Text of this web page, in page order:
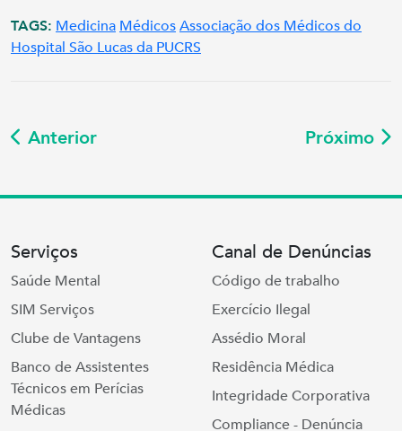
TAGS: Medicina MédicosAssociação dos Médicos do
Hospital São Lucas da PUCRS
Anterior Próximo
Serviços
Saúde Mental
SIM Serviços
Clube de Vantagens
Banco de Assistentes
Técnicos em Perícias
Médicas
Canal de Denúncias
Código de trabalho
Exercício Ilegal
Assédio Moral
Residência Médica
Integridade Corporativa
Compliance - Denúncia